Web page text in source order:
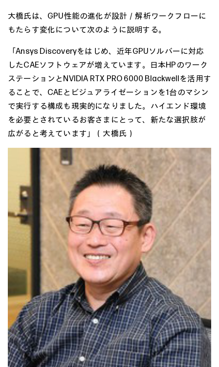
大橋氏は、GPU性能の進化が設計／解析ワークフローに
もたらす変化について次のように説明する。
「Ansys Discoveryをはじめ、近年GPUソルバーに対応
したCAEソフトウェアが増えています。日本HPのワーク
ステーションとNVIDIA RTX PRO 6000 Blackwellを活用す
ることで、CAEとビジュアライゼーションを1台のマシン
で実行する構成も現実的になりました。ハイエンド環境
を必要とされているお客さまにとって、新たな選択肢が
広がると考えています」（大橋氏）